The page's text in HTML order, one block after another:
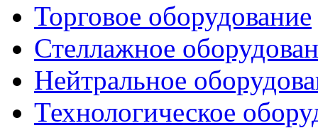
Торговое оборудование
Стеллажное
Нейтральное
Технологическое